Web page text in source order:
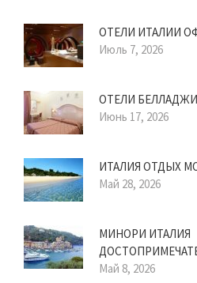
ОТЕЛИ ИТАЛИИ
Июль 7, 2026
ОТЕЛИ
Июнь 17, 2026
ИТАЛИЯ ОТДЫХ
Май 28, 2026
МИНОРИ ИТАЛИЯ
Май 8, 2026